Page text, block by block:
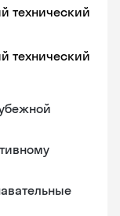
технический
технический